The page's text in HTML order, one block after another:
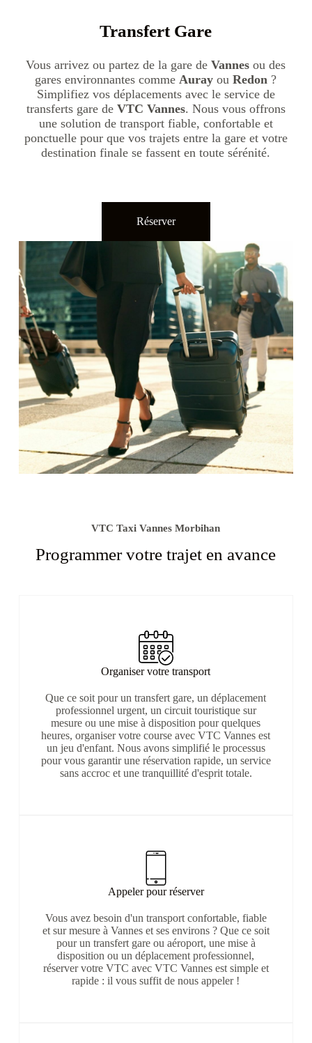
Transfert Gare
Vous arrivez ou partez de la gare deVannes ou des
gares environnantes comme Auray ouRedon ?
Simplifiez vos déplacements avec le service de
transferts gare de VTC Vannes. Nous vous offrons
une solution de transport fiable, confortable et
ponctuelle pour que vos trajets entre la gare et votre
destination finale se fassent en toute sérénité.
Réserver
VTC Taxi Vannes Morbihan
Programmer votre trajet en avance
Organiser votre transport
Que ce soit pour un transfert gare, un déplacement
professionnel urgent, un circuit touristique sur
mesure ou une mise à disposition pour quelques
heures, organiser votre course avec VTC Vannes est
un jeu d'enfant. Nous avons simplifié le processus
pour vous garantir une réservation rapide, un service
sans accroc et une tranquillité d'esprit totale.
Appeler pour réserver
Vous avez besoin d'un transport confortable, fiable
et sur mesure à Vannes et ses environs ? Que ce soit
pour un transfert gare ou aéroport, une mise à
disposition ou un déplacement professionnel,
réserver votre VTC avec VTC Vannes est simple et
rapide : il vous suffit de nous appeler !